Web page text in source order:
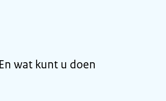
wat kunt u doen